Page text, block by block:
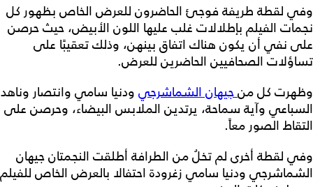
وفي لقطة طريفة فوجئ الحاضرون للعرض الخاص بظهور كل
نجمات الفيلم بإطلالات غلب عليها اللون الأبيض، حيث حرصن
على نفي أن يكون هناك اتفاق بينهن، وذلك تعقيبًا على
تساؤلات الصحافيين الحاضرين للعرض.
وظهرت كل منجيهان الشماشرجي ودنيا سامي وانتصار وناهد
السباعي وآية سماحة، يرتدين الملابس البيضاء، وحرصن على
التقاط الصور معاً.
وفي لقطة أخرى لم تخلُ من الطرافة أطلقت النجمتان جيهان
الشماشرجي ودنيا سامي زغرودة احتفالا بالعرض الخاص للفيلم